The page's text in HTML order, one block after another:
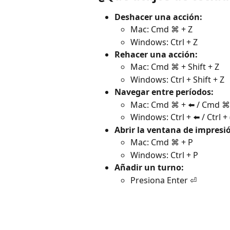
Deshacer una acción:
Mac: Cmd ⌘ + Z
Windows: Ctrl + Z
Rehacer una acción:
Mac: Cmd ⌘ + Shift + Z
Windows: Ctrl + Shift + Z
Navegar entre períodos:
Mac: Cmd ⌘ + ⬅️ / Cmd
Windows: Ctrl + ⬅️ / Ctrl
Abrir la ventana de
Mac: Cmd ⌘ + P
Windows: Ctrl + P
Añadir un turno:
Presiona Enter ⏎